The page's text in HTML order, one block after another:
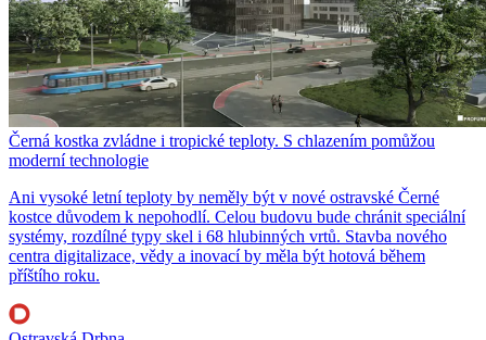
Černá kostka zvládne i tropické teploty. S chlazením pomůžou
moderní technologie
Ani vysoké letní teploty by neměly být v nové ostravské Černé
kostce důvodem k nepohodlí. Celou budovu bude chránit speciální
systémy, rozdílné typy skel i 68 hlubinných vrtů. Stavba nového
centra digitalizace, vědy a inovací by měla být hotová během
příštího roku.